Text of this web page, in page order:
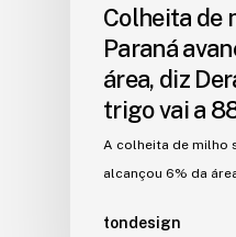
Colheita de
Paraná
área, diz
trigo vai a
A colheita de milho
alcançou 6% da
tondesign